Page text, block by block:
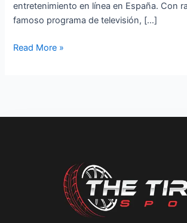
entretenimiento en línea en España. Con
famoso programa de televisión, […]
Read More »